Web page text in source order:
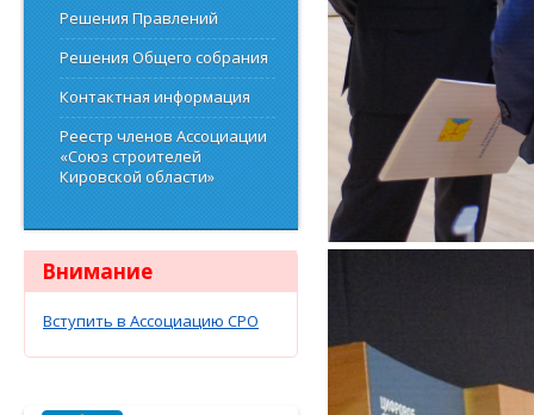
Решения Правлений
Решения Общего собрания
Контактная информация
Реестр членов Ассоциации
«Союз строителей
Кировской области»
Внимание
Вступить в Ассоциацию СРО